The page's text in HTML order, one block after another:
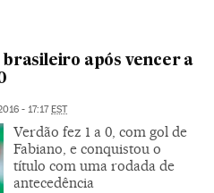
após vencer a
- 17:17 EST
Verdão fez 1 a 0, com gol de
Fabiano, e conquistou o
título com uma rodada de
antecedência